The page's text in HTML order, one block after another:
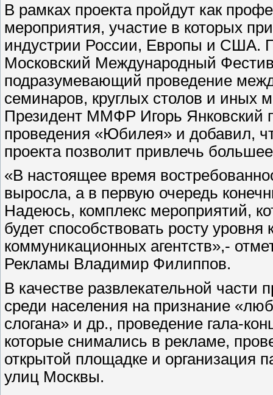
В рамках проекта пройдут как
мероприятия, участие в которых
индустрии России, Европы и США.
Московский Международный
подразумевающий проведение
семинаров, круглых столов и иных
Президент ММФР Игорь Янковский
проведения «Юбилея» и добавил,
проекта позволит привлечь
«В настоящее время
выросла, а в первую очередь
Надеюсь, комплекс мероприятий,
будет способствовать росту уровня
коммуникационных агентств»,-
Рекламы Владимир Филиппов.
В качестве развлекательной части
среди населения на признание
слогана» и др., проведение гала-
которые снимались в рекламе,
открытой площадке и организация
улиц Москвы.